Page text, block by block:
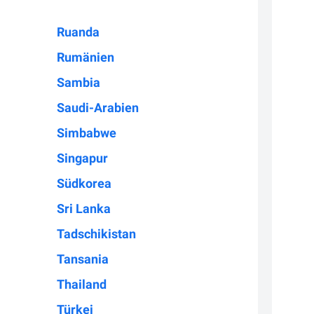
Ruanda
Rumänien
Sambia
Saudi-Arabien
Simbabwe
Singapur
Südkorea
Sri Lanka
Tadschikistan
Tansania
Thailand
Türkei